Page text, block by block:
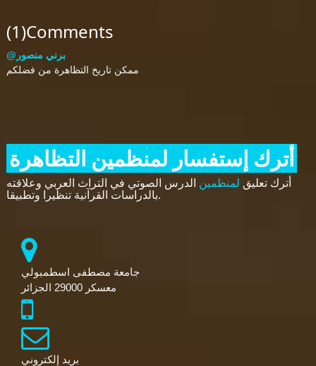
(1)Comments
@برني منصور
ممكن تاريخ التظاهرة من فضلكم
أترك إستفسار لمنظمين التظاهرة
أترك تعليق لمنظمين الدرس الصوتي في التراث العربي وعلاقته
بالدراسات القرآنية تنظيرا وتطبيقا.
جامعة مصطفى اسطمبولي
معسكر 29000 الجزائر
بريد إلكتروني